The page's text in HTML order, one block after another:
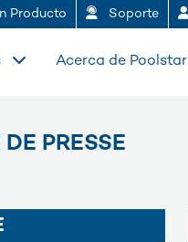
Producto Soporte
Acerca de Poolstar
PRESSE